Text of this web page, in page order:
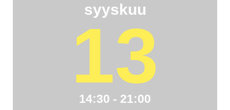
syyskuu
13
14:30 - 21:00